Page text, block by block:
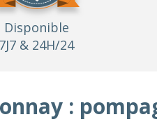
Disponible
7J7 & 24H/24
: